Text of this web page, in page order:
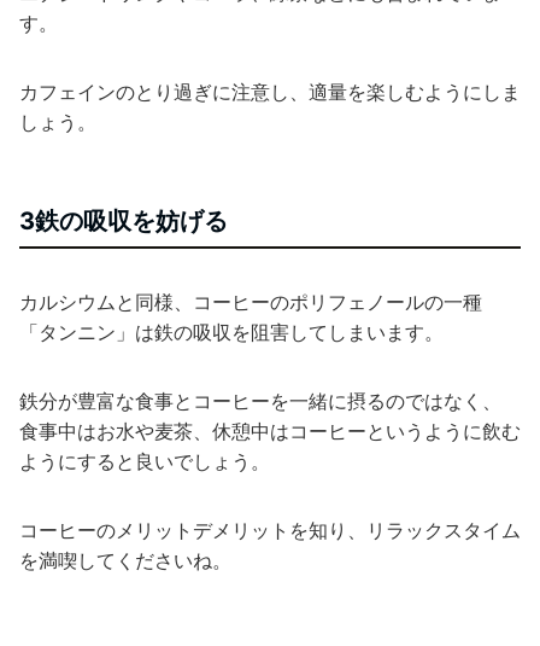
す。
カフェインのとり過ぎに注意し、適量を楽しむようにしま
しょう。
3鉄の吸収を妨げる
カルシウムと同様、コーヒーのポリフェノールの一種
「タンニン」は鉄の吸収を阻害してしまいます。
鉄分が豊富な食事とコーヒーを一緒に摂るのではなく、
食事中はお水や麦茶、休憩中はコーヒーというように飲む
ようにすると良いでしょう。
コーヒーのメリットデメリットを知り、リラックスタイム
を満喫してくださいね。